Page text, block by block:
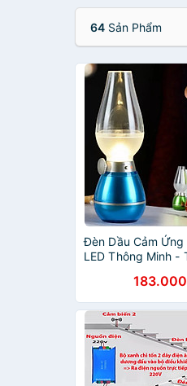
64 Sản Phẩm
Đèn Dầu Cảm
LED Thông Minh -